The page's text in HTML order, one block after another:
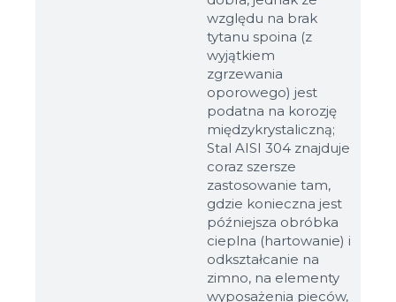
względu na brak
tytanu spoina (z
wyjątkiem
zgrzewania
oporowego) jest
podatna na korozję
międzykrystaliczną;
Stal AISI 304 znajduje
coraz szersze
zastosowanie tam,
gdzie konieczna jest
późniejsza obróbka
cieplna (hartowanie) i
odkształcanie na
zimno, na elementy
wyposażenia pieców,